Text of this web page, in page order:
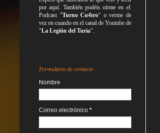
por aquí. También podéis oírme en el
Podcast "Turno Cu4tro" o verme de
vez en cuando en el canal de Youtube de
"La Legión del Turia".
Formulario de contacto
Nombre
Correo electrónico *